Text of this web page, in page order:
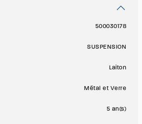
500030178
SUSPENSION
Laiton
Métal et Verre
5 an(s)